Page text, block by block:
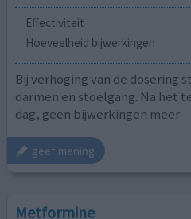
Effectiviteit
Hoeveelheid bijwerkingen
Bij verhoging van de dosering
darmen en stoelgang. Na het
dag, geen bijwerkingen meer
geef mening
Metformine